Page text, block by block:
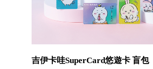
吉伊卡哇SuperCard悠遊卡 盲包